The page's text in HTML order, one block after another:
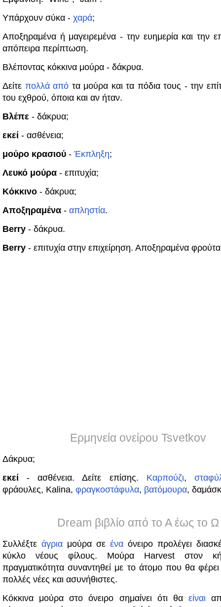
Υπάρχουν σύκα - χαρά;
Αποξηραμένα ή μαγειρεμένα - την ευημερία και την
απόπειρα περίπτωση.
Βλέποντας κόκκινα μούρα - δάκρυα.
Δείτε πολλά από τα μούρα και τα πόδια τους - την
του εχθρού, όποια και αν ήταν.
Βλέπε - δάκρυα;
εκεί - ασθένεια;
μούρο κρασιού - Έκπληξη;
Λευκό μούρα - επιτυχία;
Κόκκινο - δάκρυα;
Αποξηραμένα - απληστία.
Berry - δάκρυα.
Berry - επιτυχία στην επιχείρηση. Αποξηραμένα
Ερμηνεία ονείρου Tsvetkov
Δάκρυα;
εκεί- ασθένεια. Δείτε επίσης. Καρπούζι,
φράουλες, Kalina, φραγκοστάφυλα, βατόμουρα,
Dream βιβλίο από το Α έως το Ω
Συλλέξτε άγρια ​​μούρα σε ένα όνειρο προλέγει
κύκλο νέους φίλους. Μούρα Harvest στον
πραγματικότητα συναντηθεί με το άτομο που θα
πολλές νέες και ασυνήθιστες.
Κόκκινα μούρα στο όνειρο σημαίνει ότι θα είναι